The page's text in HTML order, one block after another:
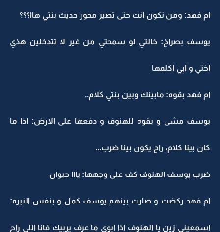
ام فهد: ومن تكون انت حتى تصير محور حديث بنتي هاا؟؟؟
يوسف بصراخ: خالتي لو سمحتي من غير لا تتدخلين هذي
اختي و ابي اكلمها
ام فهد بقوه: مابينك وبين بنتي كلام..
يوسف مشى و بقوه للهنوف و دفعها على الارض: اذا ما
كان بينا كلام، راح يكون بينا ضرب...
ضرب يوسف الهنوف كف على وجهها: يااا حيوان
ام فهد ركضت و صارت بينهم يوسف كمل و بنفس النبره:
اسمعيني زين يا الهنوف اذا ابوي ما عرف يربيك فانا اللي راح